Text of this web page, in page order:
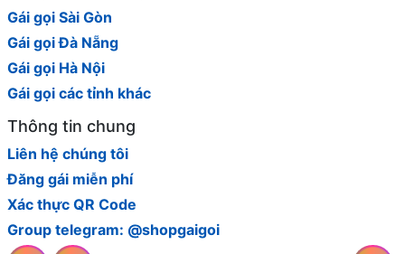
Gái gọi Sài Gòn
Gái gọi Đà Nẵng
Gái gọi Hà Nội
Gái gọi các tỉnh khác
Thông tin chung
Liên hệ chúng tôi
Đăng gái miễn phí
Xác thực QR Code
Group telegram: @shopgaigoi